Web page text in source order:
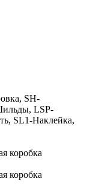
SH-
LSP-
SL1-Наклейка,
коробка
коробка